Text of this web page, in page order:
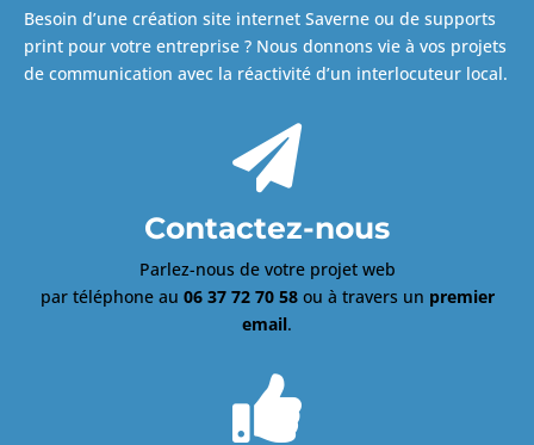
Besoin d’une création site internet Saverne ou de supports
print pour votre entreprise ? Nous donnons vie à vos projets
de communication avec la réactivité d’un interlocuteur local.

Contactez-nous
Parlez-nous de votre projet web
par téléphone au 06 37 72 70 58ou à travers un premier
email.
